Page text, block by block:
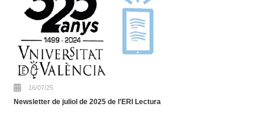
16/07/25
Newsletter de juliol de 2025 de l'ERI Lectura